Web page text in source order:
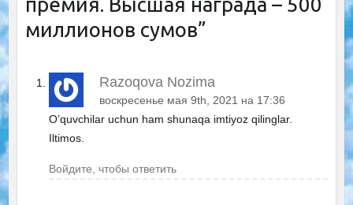
премия. Высшая награда – 500
миллионов сумов”
Razoqova Nozima
воскресенье мая 9th, 2021 на 17:36
O’quvchilar uchun ham shunaqa imtiyoz qilinglar.
Iltimos.
Войдите, чтобы ответить